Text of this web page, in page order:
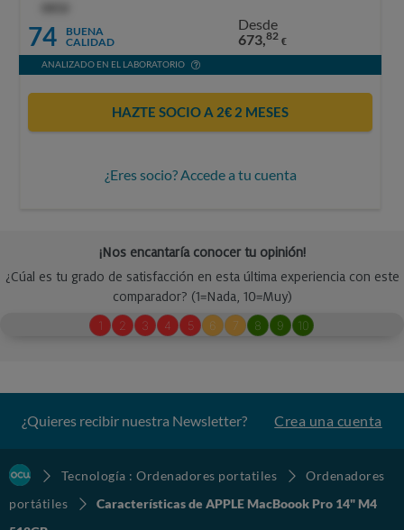
74
BUENA
CALIDAD
Desde
673,82 €
ANALIZADO EN EL LABORATORIO
HAZTE SOCIO A 2€ 2 MESES
¿Eres socio? Accede a tu cuenta
¿Quieres recibir nuestra Newsletter? Crea una cuenta
Tecnología : Ordenadores portatiles
Ordenadores
portátiles
Características de APPLE MacBoook Pro 14" M4